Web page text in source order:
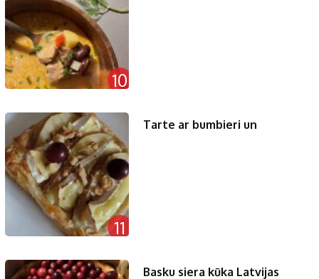
10
11
Tarte ar bumbieri un
Basku siera kūka Latvijas